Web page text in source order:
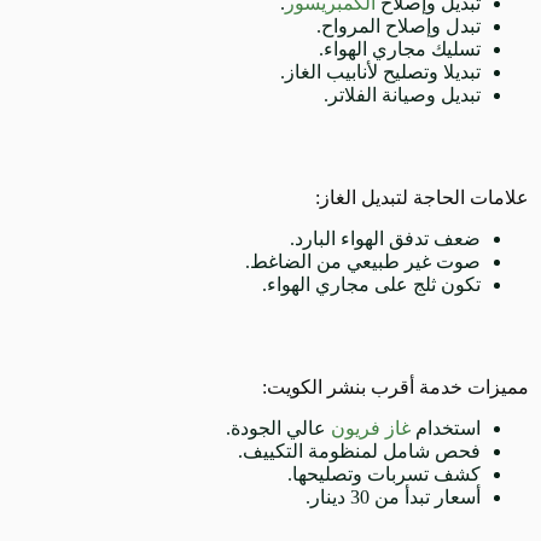
تبدل وإصلاح المرواح.
تسليك مجاري الهواء.
تبديلا وتصليح لأنابيب الغاز.
تبديل وصيانة الفلاتر.
علامات الحاجة لتبديل الغاز:
ضعف تدفق الهواء البارد.
صوت غير طبيعي من الضاغط.
تكون ثلج على مجاري الهواء.
مميزات خدمة أقرب بنشر الكويت:
استخدام غاز فريون عالي الجودة.
فحص شامل لمنظومة التكييف.
كشف تسربات وتصليحها.
أسعار تبدأ من 30 دينار.